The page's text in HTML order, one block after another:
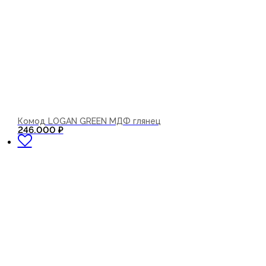
Комод LOGAN GREEN МДФ глянец
246.000 ₽